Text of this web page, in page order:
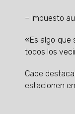
– Impuesto
«Es algo que
todos los
Cabe
estacionen